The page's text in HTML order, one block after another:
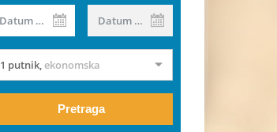
Datum od Datum do
1 putnik,ekonomska
Pretraga